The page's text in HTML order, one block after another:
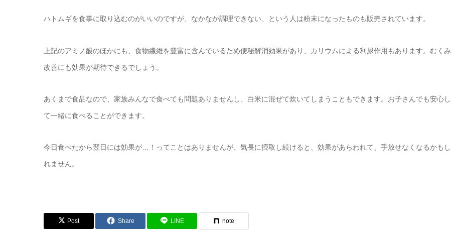
ハトムギを食事に取り込むのがいいのですが、なかなか調理できない、という人は粉末になったものも販売されています。
上記のアミノ酸のほかにも、食物繊維を豊富に含んでいるため便秘解消効果があり、カリウムによる利尿作用もあります。むくみ
改善にも効果が期待できるでしょう。
あくまで食品なので、家族みんなで食べても問題ありませんし、白米に混ぜて炊いてしまうこともできます。お子さんでも安心し
て一緒に食べることができます。
今日食べたから翌日には効果が…！ってことはありませんが、気長に摂取し続けると、効果があらわれて、手放せなくなるかもし
れません。
Post Share LINE note